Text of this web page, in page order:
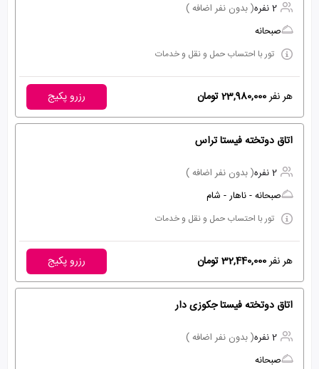
2 نفره
( بدون نفر اضافه )
صبحانه
تور با احتساب حمل و نقل و خدمات
هر نفر23,980,000 تومان رزرو پکیج
اتاق دوتخته فیستا تراس
2 نفره
( بدون نفر اضافه )
صبحانه - ناهار - شام
تور با احتساب حمل و نقل و خدمات
هر نفر32,440,000 تومان رزرو پکیج
اتاق دوتخته فیستا جکوزی دار
2 نفره
( بدون نفر اضافه )
صبحانه